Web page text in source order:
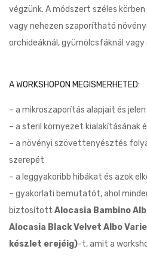
végzünk. A módszert széles
vagy nehezen szaporítható
orchideáknál, gyümölcsfáknál vagy
A WORKSHOPON MEGISMERHETED:
– a mikroszaporítás alapjait és
– a steril környezet kialakításának
– a növényi szövettenyésztés
szerepét
– a leggyakoribb hibákat és azok
– gyakorlati bemutatót, ahol
biztosított Alocasia Bambino
Alocasia Black Velvet Albo
készlet erejéig)-t, amit a